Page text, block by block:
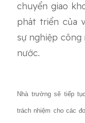
chuyển giao
phát triển của
sự nghiệp công
nước.
Nhà trường sẽ tiếp
trách nhiệm cho các